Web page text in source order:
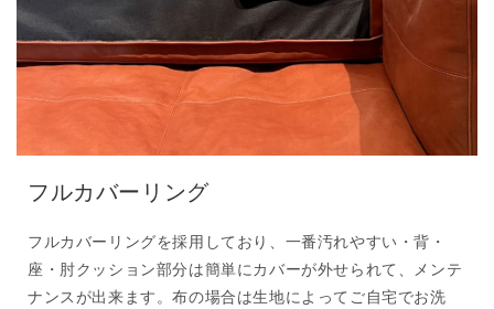
フルカバーリング
フルカバーリングを採用しており、一番汚れやすい・背・
座・肘クッション部分は簡単にカバーが外せられて、メンテ
ナンスが出来ます。布の場合は生地によってご自宅でお洗